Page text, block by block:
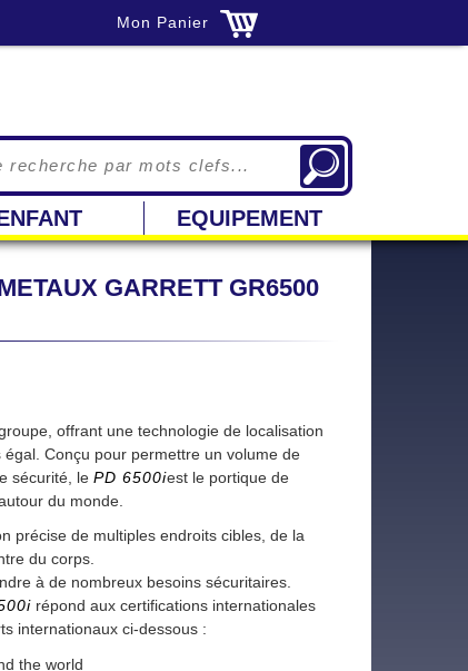
Mon Panier
EQUIPEMENT
GARRETT GR6500
offrant une technologie de localisation
Conçu pour permettre un volume de
sécurité, le PD 6500iest le portique de
du monde.
précise de multiples endroits cibles, de la
du corps.
à de nombreux besoins sécuritaires.
répond aux certifications internationales
internationaux ci-dessous :